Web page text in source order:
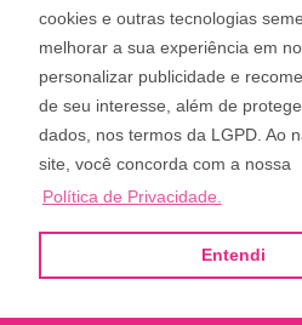
cookies e outras tecnologias
melhorar a sua experiência em
personalizar publicidade e
de seu interesse, além de
dados, nos termos da LGPD. Ao
site, você concorda com a nossa
Política de Privacidade.
Entendi
zuleicapinheira@hotmail.com
dan_pucci@hotmail.com
Zuleica Imóveis
Rua Aderbal Ramos da Silva,
Palhoça - Santa Catarina